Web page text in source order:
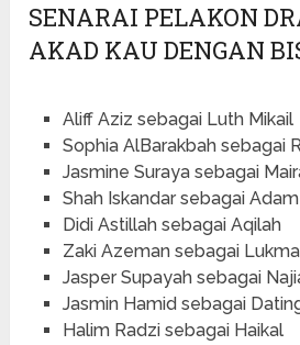
SENARAI PELAKON
AKAD KAU DENGAN
Aliff Aziz sebagai Luth Mikail
Sophia AlBarakbah sebagai
Jasmine Suraya sebagai
Shah Iskandar sebagai
Didi Astillah sebagai Aqilah
Zaki Azeman sebagai
Jasper Supayah sebagai
Jasmin Hamid sebagai
Halim Radzi sebagai Haikal